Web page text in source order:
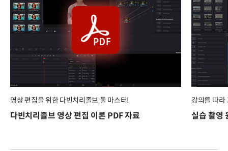
영상 편집을 위한 다빈치리졸브 툴 마스터!
다빈치리졸브 영상 편집 이론 PDF 자료
강의를 따라
실습 촬영